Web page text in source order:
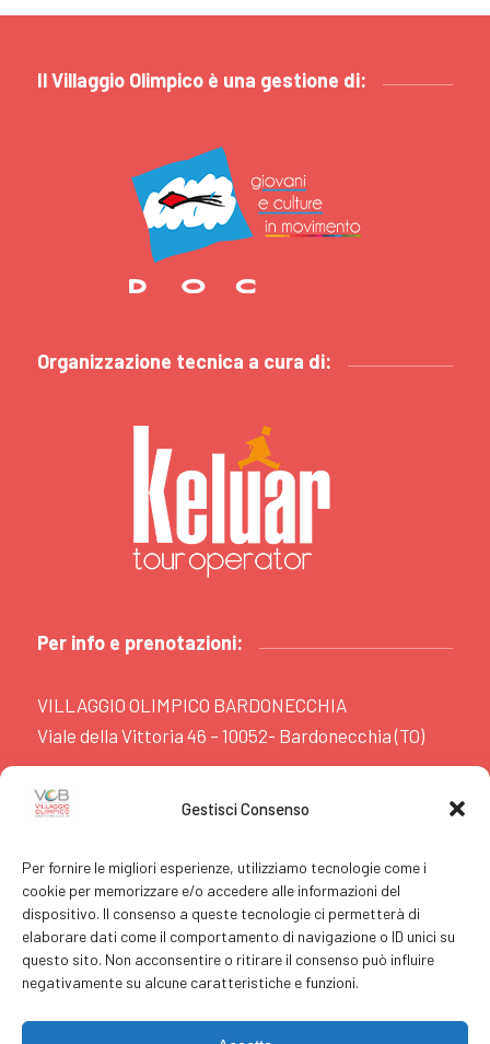
Gestisci Consenso
Per fornire le migliori esperienze, utilizziamo tecnologie come i
cookie per memorizzare e/o accedere alle informazioni del
dispositivo. Il consenso a queste tecnologie ci permetterà di
elaborare dati come il comportamento di navigazione o ID unici su
questo sito. Non acconsentire o ritirare il consenso può influire
negativamente su alcune caratteristiche e funzioni.
Il Villaggio Olimpico è una gestione di:
Organizzazione tecnica a cura di:
Per info e prenotazioni:
VILLAGGIO OLIMPICO BARDONECCHIA
Viale della Vittoria 46 – 10052- Bardonecchia (TO)
booking@villaggiobardonecchia.it
t +39.0122.980.799
f +39.0122.980.757
C.I.N. IT001022A1C4U8XUUJ